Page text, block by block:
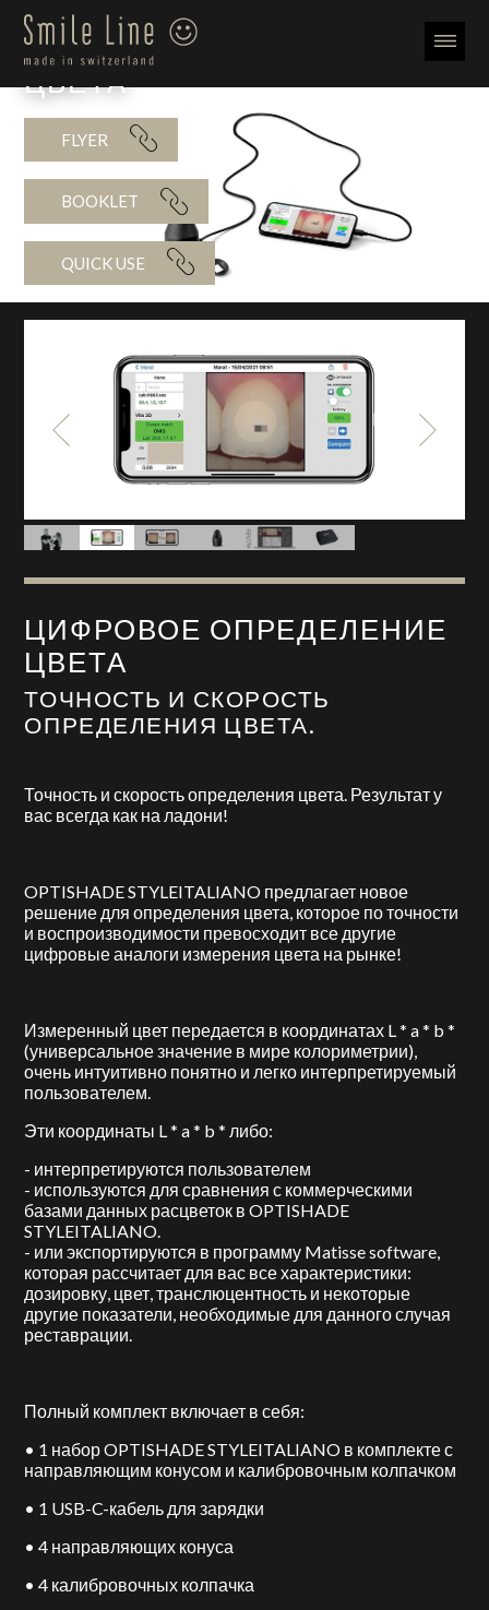
ЦИФРОВОЕ ОПРЕДЕЛЕНИЕ
ЦВЕТА
FLYER
BOOKLET
QUICK USE
ЦИФРОВОЕ ОПРЕДЕЛЕНИЕ
ЦВЕТА
ТОЧНОСТЬ И СКОРОСТЬ
ОПРЕДЕЛЕНИЯ ЦВЕТА.
Точность и скорость определения цвета. Результат у
вас всегда как на ладони!
OPTISHADE STYLEITALIANO предлагает новое
решение для определения цвета, которое по точности
и воспроизводимости превосходит все другие
цифровые аналоги измерения цвета на рынке!
Измеренный цвет передается в координатах L * a * b *
(универсальное значение в мире колориметрии),
очень интуитивно понятно и легко интерпретируемый
пользователем.
Эти координаты L * a * b * либо:
- интерпретируются пользователем
- используются для сравнения с коммерческими
базами данных расцветок в OPTISHADE
STYLEITALIANO.
- или экспортируются в программу Matisse software,
которая рассчитает для вас все характеристики:
дозировку, цвет, транслюцентность и некоторые
другие показатели, необходимые для данного случая
реставрации.
Полный комплект включает в себя:
• 1 набор OPTISHADE STYLEITALIANO в комплекте с
направляющим конусом и калибровочным колпачком
• 1 USB-C-кабель для зарядки
• 4 направляющих конуса
• 4 калибровочных колпачка